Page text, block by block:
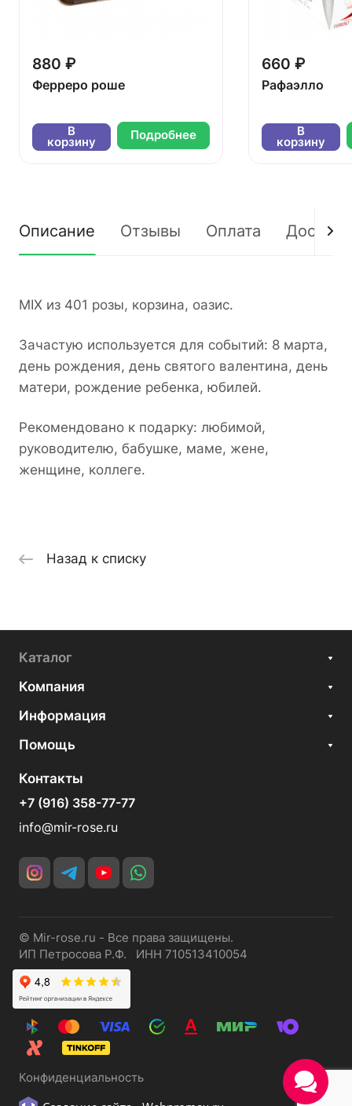
880 ₽
Ферреро роше
В
корзину Подробнее
660 ₽
Рафаэлло
В
корзину
Описание Отзывы Оплата
MIX из 401 розы, корзина, оазис.
Зачастую используется для событий: 8 марта,
день рождения, день святого валентина, день
матери, рождение ребенка, юбилей.
Рекомендовано к подарку: любимой,
руководителю, бабушке, маме, жене,
женщине, коллеге.
Назад к списку
Каталог
Компания
Информация
Помощь
Контакты
+7 (916) 358-77-77
info@mir-rose.ru
© Mir-rose.ru - Все права защищены.
ИП Петросова Р.Ф. ИНН 710513410054
Конфиденциальность